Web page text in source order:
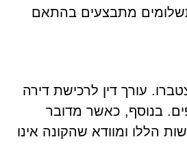
מתבצעים בהתאם
עורך דין לרכישת דירה
בנוסף, כאשר מדובר
הללו ומוודא שהקונה אינו